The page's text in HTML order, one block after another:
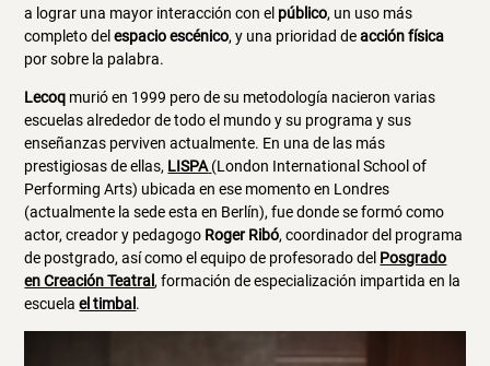
a lograr una mayor interacción con el público, un uso más
completo del espacio escénico, y una prioridad deacción física
por sobre la palabra.
Lecoq murió en 1999 pero de su metodología nacieron varias
escuelas alrededor de todo el mundo y su programa y sus
enseñanzas perviven actualmente. En una de las más
prestigiosas de ellas, LISPA (London International School of
Performing Arts) ubicada en ese momento en Londres
(actualmente la sede esta en Berlín), fue donde se formó como
actor, creador y pedagogo Roger Ribó, coordinador del programa
de postgrado, así como el equipo de profesorado del Posgrado
en Creación Teatral , formación de especialización impartida en la
escuelael timbal .